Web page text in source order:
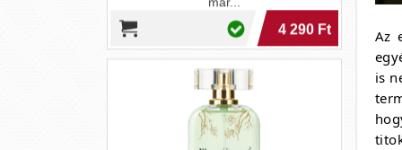
PheroStrong Entice - feromonos parfüm
nőknek (50ml)
Az
is